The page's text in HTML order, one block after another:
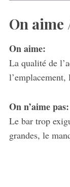
On aime
On aime:
La qualité de
l’emplacement,
On n’aime pas:
Le bar trop
grandes, le